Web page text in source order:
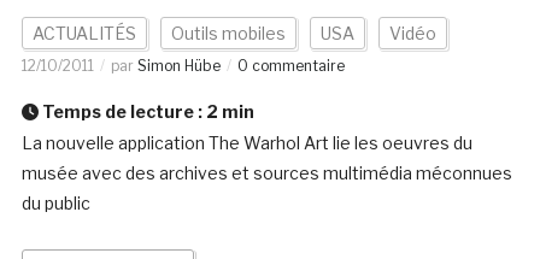
ACTUALITÉS Outils mobiles USA Vidéo
12/10/2011 par Simon Hübe 0 commentaire
Temps de lecture : 2 min
La nouvelle application The Warhol Art lie les oeuvres du
musée avec des archives et sources multimédia méconnues
du public